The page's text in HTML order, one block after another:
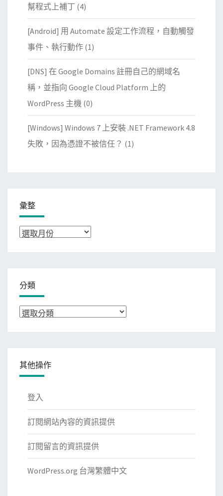
幫程式上補丁 (4)
[Android] 用 Automate 設定工作流程，自動觸發
事件、執行動作 (1)
[DNS] 在 Google Domains 註冊自己的網域名
稱，並指向 Google Cloud Platform 上的
WordPress 主機 (0)
[Windows] Windows 7 上安裝 .NET Framework 4.8
失敗，因為憑證不被信任？ (1)
彙整
彙
分類
分
其他操作
登入
訂閱網站內容的資訊提供
訂閱留言的資訊提供
WordPress.org 台灣繁體中文